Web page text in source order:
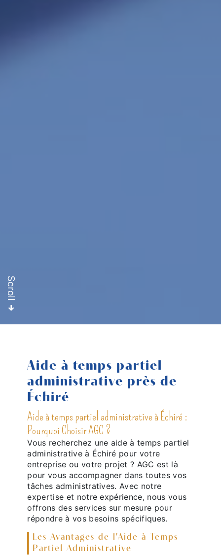
Scroll
Aide à temps partiel
administrative près de
Échiré
Aide à temps partiel administrative à Échiré :
Pourquoi Choisir AGC ?
Vous recherchez une aide à temps partiel
administrative à Échiré pour votre
entreprise ou votre projet ? AGC est là
pour vous accompagner dans toutes vos
tâches administratives. Avec notre
expertise et notre expérience, nous vous
offrons des services sur mesure pour
répondre à vos besoins spécifiques.
Les Avantages de l'Aide à Temps
Partiel Administrative